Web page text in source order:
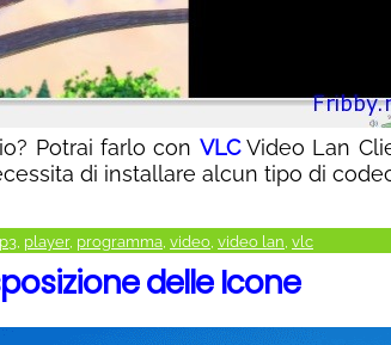
Potrai farlo con VLCVideo Lan
di installare alcun tipo di
, player, programma, video, video lan, vlc
delle Icone